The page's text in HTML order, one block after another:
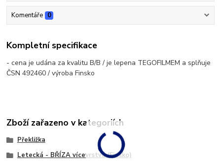
Komentáře 0
Kompletní specifikace
- cena je udána za kvalitu B/B / je lepena TEGOFILMEM a splňuje
ČSN 492460 / výroba Finsko
Zboží zařazeno v kategoriích
Překližka
Letecká - BŘÍZA vícevrstvá (Finsko)